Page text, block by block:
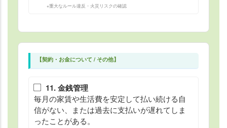
※重大なルール違反・火災リスクの確認
【契約・お金について / その他】
11. 金銭管理
毎月の家賃や生活費を安定して払い続ける自
信がない、または過去に支払いが遅れてしま
ったことがある。